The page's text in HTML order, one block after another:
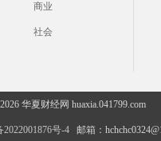
商业
社会
2026 华夏财经网 huaxia.041799.com
号-4 邮箱：